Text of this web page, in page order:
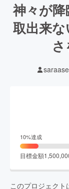
神々が
取出来
saraase
10%達成
目標金額
このプロジェクト